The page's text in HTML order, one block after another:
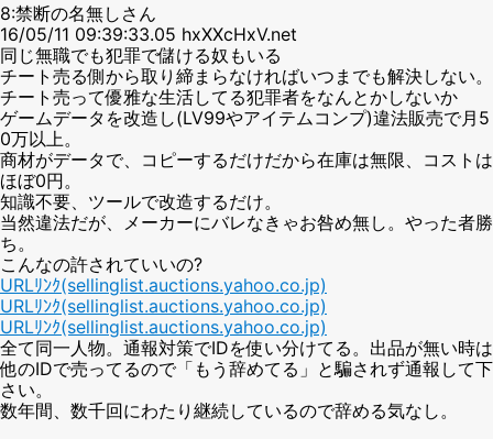
8:禁断の名無しさん
16/05/11 09:39:33.05 hxXXcHxV.net
同じ無職でも犯罪で儲ける奴もいる
チート売る側から取り締まらなければいつまでも解決しない。
チート売って優雅な生活してる犯罪者をなんとかしないか
ゲームデータを改造し(LV99やアイテムコンプ)違法販売で月5
0万以上。
商材がデータで、コピーするだけだから在庫は無限、コストは
ほぼ0円。
知識不要、ツールで改造するだけ。
当然違法だが、メーカーにバレなきゃお咎め無し。やった者勝
ち。
こんなの許されていいの?
URLﾘﾝｸ(sellinglist.auctions.yahoo.co.jp)
URLﾘﾝｸ(sellinglist.auctions.yahoo.co.jp)
URLﾘﾝｸ(sellinglist.auctions.yahoo.co.jp)
全て同一人物。通報対策でIDを使い分けてる。出品が無い時は
他のIDで売ってるので「もう辞めてる」と騙されず通報して下
さい。
数年間、数千回にわたり継続しているので辞める気なし。